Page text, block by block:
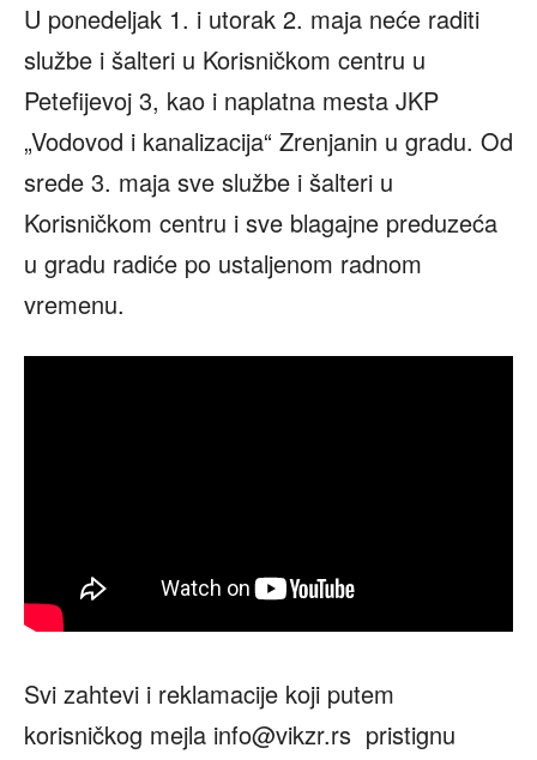
U ponedeljak 1. i utorak 2. maja neće raditi
službe i šalteri u Korisničkom centru u
Petefijevoj 3, kao i naplatna mesta JKP
„Vodovod i kanalizacija“ Zrenjanin u gradu. Od
srede 3. maja sve službe i šalteri u
Korisničkom centru i sve blagajne preduzeća
u gradu radiće po ustaljenom radnom
vremenu.
Svi zahtevi i reklamacije koji putem
korisničkog mejla info@vikzr.rs pristignu